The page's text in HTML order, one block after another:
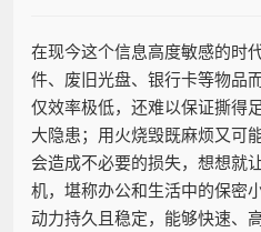
在现今这个信息高度敏感的时
件、废旧光盘、银行卡等物品
仅效率极低，还难以保证撕得
大隐患；用火烧毁既麻烦又可
会造成不必要的损失，想想就
机，堪称办公和生活中的保密
动力持久且稳定，能够快速、